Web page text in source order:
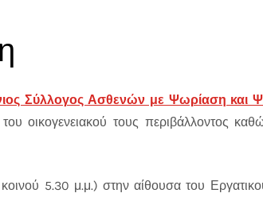
Σύλλογος Ασθενών με Ψωρίαση και
οικογενειακού τους περιβάλλοντος
5.30 μ.μ.) στην αίθουσα του